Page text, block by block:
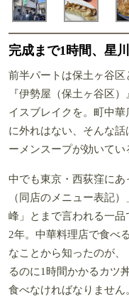
完成まで1時間、星
前半パートは保土ヶ谷
『伊勢屋（保土ヶ谷区
イスブレイクを。町中華
に外れはない、そんな
ーメンスープが効いてい
中でも東京・西荻窪に
（同店のメニュー表記
峰」とまで言われる一
2年。中華料理店で食べ
なことから知ったのが、
るのに1時間かかるカツ
食べなければなりません